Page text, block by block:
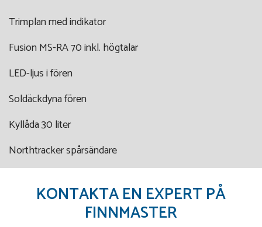
Trimplan med indikator
Fusion MS-RA 70 inkl. högtalar
LED-ljus i fören
Soldäckdyna fören
Kyllåda 30 liter
Northtracker spårsändare
KONTAKTA EN EXPERT PÅ
FINNMASTER